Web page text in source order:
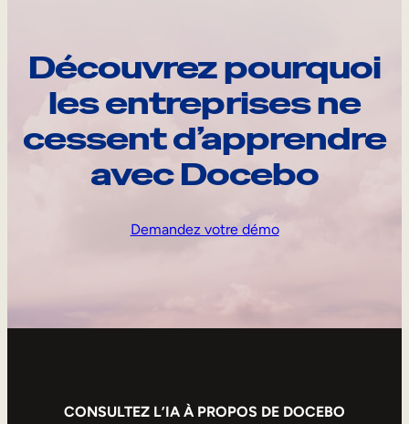
Découvrez pourquoi
les entreprises ne
cessent d’apprendre
avec Docebo
Demandez votre démo
CONSULTEZ L’IA À PROPOS DE DOCEBO